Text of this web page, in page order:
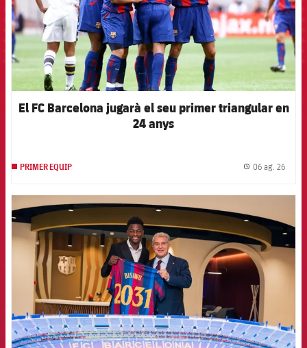
El FC Barcelona jugarà el seu primer triangular en
24 anys
PRIMER EQUIP 06 ag. 26